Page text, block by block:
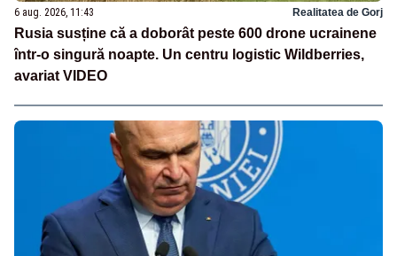
6 aug. 2026, 11:43 Realitatea de Gorj
Rusia susține că a doborât peste 600 drone ucrainene
într-o singură noapte. Un centru logistic Wildberries,
avariat VIDEO